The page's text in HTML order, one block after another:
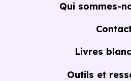
Qui sommes-
A propos
Livres
Guide de l'Achat
Outils et